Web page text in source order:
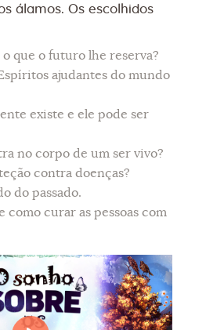
álamos. Os escolhidos
o que o futuro lhe reserva?
ajudantes do mundo
existe e ele pode ser
no corpo de um ser vivo?
contra doenças?
do passado.
como curar as pessoas com